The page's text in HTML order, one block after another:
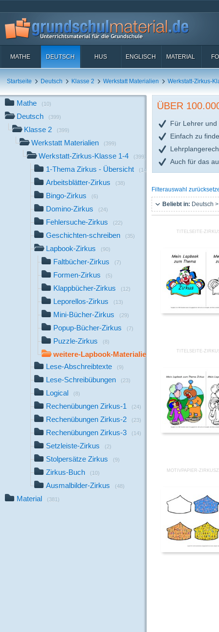
MATHE DEUTSCH HUS ENGLISCH MATERIAL
Startseite Deutsch Klasse 2 Werkstatt Materialien Werkstatt-Zirkus-
Mathe (10)
Deutsch (399)
Klasse 2 (399)
Werkstatt Materialien (399)
Werkstatt-Zirkus-Klasse 1-4 (399)
1-Thema Zirkus - Übersicht (14)
Arbeitsblätter-Zirkus (38)
Bingo-Zirkus (6)
Domino-Zirkus (24)
Fehlersuche-Zirkus (22)
Geschichten-schreiben (35)
Lapbook-Zirkus (90)
Faltbücher-Zirkus (7)
Formen-Zirkus (5)
Klappbücher-Zirkus (12)
Leporellos-Zirkus (13)
Mini-Bücher-Zirkus (29)
Popup-Bücher-Zirkus (7)
Puzzle-Zirkus (8)
weitere-Lapbook-Materialien
Lese-Abschreibtexte (9)
Lese-Schreibübungen (23)
Logical (8)
Rechenübungen Zirkus-1 (24)
Rechenübungen Zirkus-2 (23)
Rechenübungen Zirkus-3 (14)
Setzleiste-Zirkus (2)
Stolpersätze Zirkus (9)
Zirkus-Buch (10)
Ausmalbilder-Zirkus (48)
Material (381)
ÜBER
Für Lehrer und
Einfach zu
Auch für das
Filterauswahl
Beliebt in: Deutsch
TITELSEITE-
TITELSEITE-
MOTIVPAPIER-